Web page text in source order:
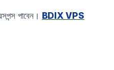
পাবেন। BDIX VPS